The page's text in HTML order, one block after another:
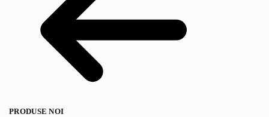
PRODUSE NOI